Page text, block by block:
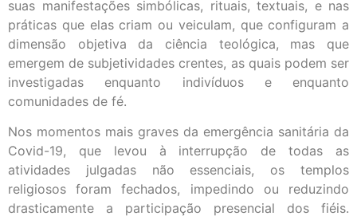
suas manifestações simbólicas, rituais, textuais, e nas
práticas que elas criam ou veiculam, que configuram a
dimensão objetiva da ciência teológica, mas que
emergem de subjetividades crentes, as quais podem ser
investigadas enquanto indivíduos e enquanto
comunidades de fé.
Nos momentos mais graves da emergência sanitária da
Covid-19, que levou à interrupção de todas as
atividades julgadas não essenciais, os templos
religiosos foram fechados, impedindo ou reduzindo
drasticamente a participação presencial dos fiéis.